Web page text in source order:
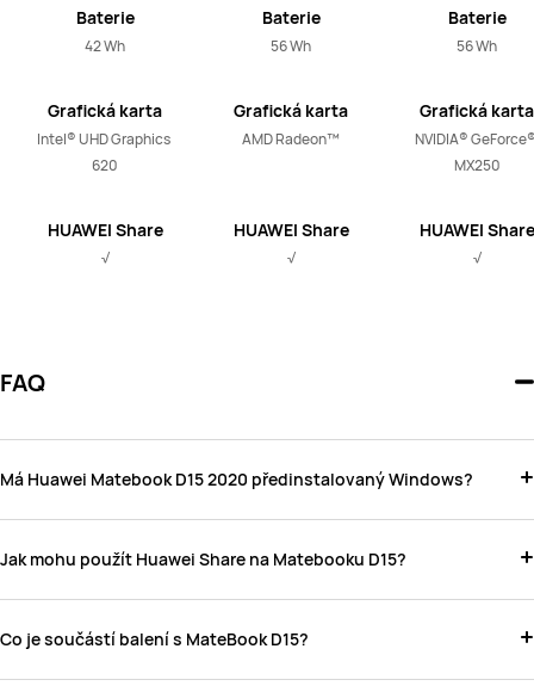
Baterie
42 Wh
Grafická karta
Intel® UHD Graphics
620
HUAWEI Share
√
Baterie
56 Wh
Grafická karta
AMD Radeon™
HUAWEI Share
√
Baterie
56 Wh
Grafická karta
NVIDIA®
MX250
HUAWEI Share
√
FAQ
Má Huawei Matebook D15 2020 předinstalovaný Windows?
Jak mohu použít Huawei Share na Matebooku D15?
Co je součástí balení s MateBook D15?